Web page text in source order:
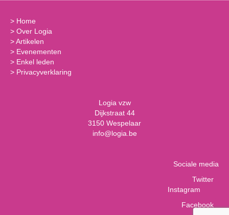
> Home
> Over Logia
>Artikelen
> Evenementen
> Enkel leden
> Privacyverklaring
Logia vzw
Dijkstraat 44
3150 Wespelaar
info@logia.be
Sociale media
Twitter
Instagram
Facebook